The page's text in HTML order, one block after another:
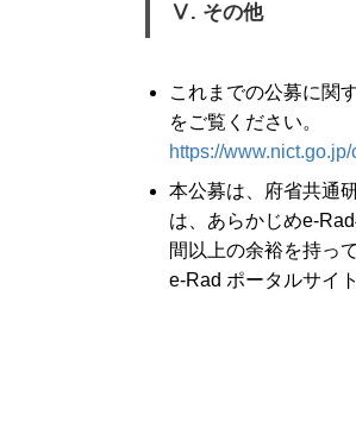
Ⅴ. その他
これまでの公募に関
をご覧ください。
https://
本公募は、府省共通
は、あらかじめe-
間以上の余裕を持っ
e-Rad ポータルサイ